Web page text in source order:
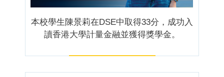
本校學生陳景莉在DSE中取得33分，成功入
讀香港大學計量金融並獲得獎學金。